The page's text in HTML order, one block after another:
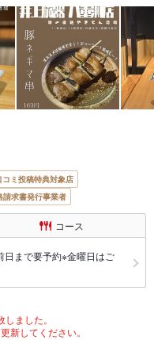
コミ投稿特典対象店
請求書発行事業者
コース
で要予約※金曜日はご
ました。
新してください。